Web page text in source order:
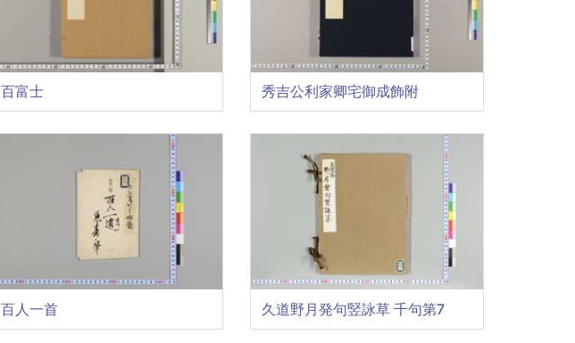
百富士 秀吉公利家卿宅御成飾附
百人一首 久道野月発句竪詠草 千句第7